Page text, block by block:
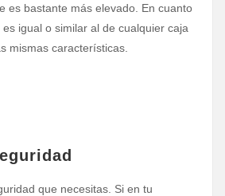
es bastante más elevado. En cuanto
igual o similar al de cualquier caja
mismas características.
que necesitas. Si en tu